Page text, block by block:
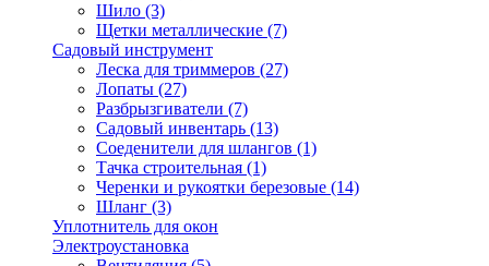
Шило (3)
Щетки металлические (7)
Садовый инструмент
Леска для триммеров (27)
Лопаты (27)
Разбрызгиватели (7)
Садовый инвентарь (13)
Соеденители для шлангов (1)
Тачка строительная (1)
Черенки и рукоятки березовые (14)
Шланг (3)
Уплотнитель для окон
Электроустановка